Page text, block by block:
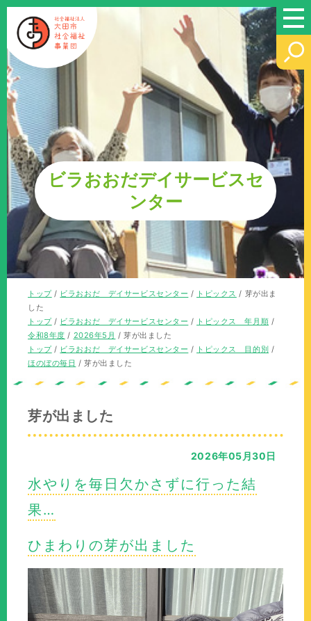
このページの本文へ
ビラおおだデイサービスセ
ンター
現
在
の
位
置：
トップ/ ビラおおだ デイサービスセンター / トピックス / 芽が出ま
した
現
在
の
位
トップ/ ビラおおだ デイサービスセンター / トピックス 年月順 /
令和8年度 / 2026年5月 /芽が出ました
現
在
トップ/ ビラおおだ デイサービスセンター / トピックス 目的別 /
ほのぼの毎日 /芽が出ました
芽が出ました
2026年05月30日
水やりを毎日欠かさずに行った結
果…
ひまわりの芽が出ました